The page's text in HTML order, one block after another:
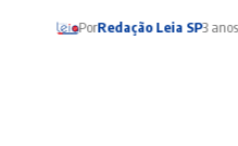
PorRedação Leia SP3